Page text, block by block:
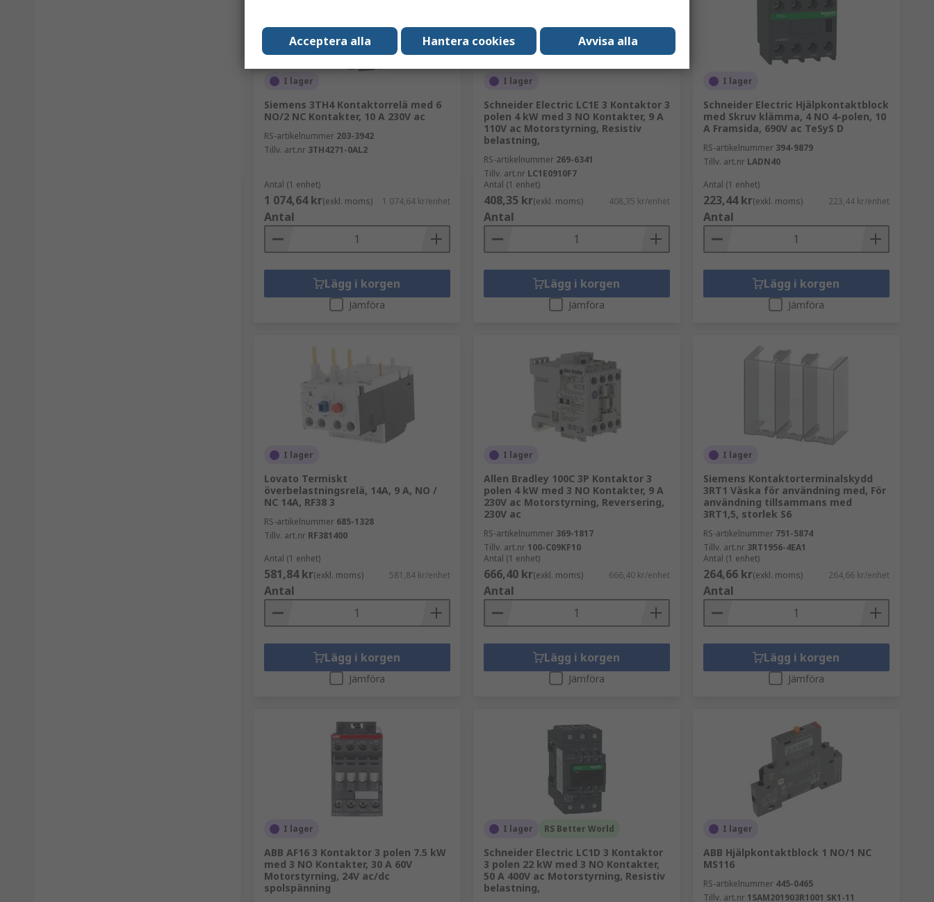
I lager
Siemens 3TH4 Kontaktorrelä med 6
NO/2 NC Kontakter, 10 A 230V ac
RS-artikelnummer 203-3942
Tillv. art.nr 3TH4271-0AL2
Antal (1 enhet)
1 074,64 kr(exkl. moms) 1 074,64 kr/enhet
Antal
Lägg i korgen
Jämföra
I lager
Schneider Electric LC1E 3 Kontaktor 3
polen 4 kW med 3 NO Kontakter, 9 A
110V ac Motorstyrning, Resistiv
belastning,
RS-artikelnummer 269-6341
Tillv. art.nr LC1E0910F7
Antal (1 enhet)
408,35 kr(exkl. moms) 408,35 kr/enhet
Antal
Lägg i korgen
Jämföra
I lager
Schneider Electric Hjälpkontaktblock
med Skruv klämma, 4 NO 4-polen, 10
A Framsida, 690V ac TeSyS D
RS-artikelnummer 394-9879
Tillv. art.nr LADN40
Antal (1 enhet)
223,44 kr(exkl. moms) 223,44 kr/enhet
Antal
Lägg i korgen
Jämföra
I lager
Lovato Termiskt
överbelastningsrelä, 14A, 9 A, NO /
NC 14A, RF38 3
RS-artikelnummer 685-1328
Tillv. art.nr RF381400
Antal (1 enhet)
581,84 kr(exkl. moms) 581,84 kr/enhet
Antal
Lägg i korgen
Jämföra
I lager
Allen Bradley 100C 3P Kontaktor 3
polen 4 kW med 3 NO Kontakter, 9 A
230V ac Motorstyrning, Reversering,
230V ac
RS-artikelnummer 369-1817
Tillv. art.nr 100-C09KF10
Antal (1 enhet)
666,40 kr(exkl. moms) 666,40 kr/enhet
Antal
Lägg i korgen
Jämföra
I lager
Siemens Kontaktorterminalskydd
3RT1 Väska för användning med, För
användning tillsammans med
3RT1,5, storlek S6
RS-artikelnummer 751-5874
Tillv. art.nr 3RT1956-4EA1
Antal (1 enhet)
264,66 kr(exkl. moms) 264,66 kr/enhet
Antal
Lägg i korgen
Jämföra
I lager
ABB AF16 3 Kontaktor 3 polen 7.5 kW
med 3 NO Kontakter, 30 A 60V
Motorstyrning, 24V ac/dc
spolspänning
I lager RS Better World
Schneider Electric LC1D 3 Kontaktor
3 polen 22 kW med 3 NO Kontakter,
50 A 400V ac Motorstyrning, Resistiv
belastning,
I lager
ABB Hjälpkontaktblock 1 NO/1 NC
MS116
RS-artikelnummer 445-0465
Tillv. art.nr 1SAM201903R1001 SK1-11
Acceptera alla Hantera cookies Avvisa alla